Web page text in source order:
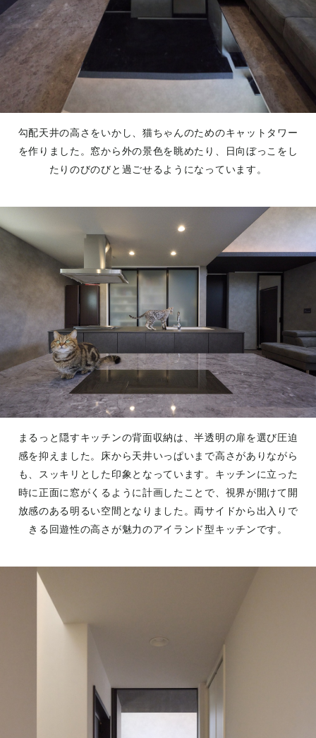
勾配天井の高さをいかし、猫ちゃんのためのキャットタワー
を作りました。窓から外の景色を眺めたり、日向ぼっこをし
たりのびのびと過ごせるようになっています。
まるっと隠すキッチンの背面収納は、半透明の扉を選び圧迫
感を抑えました。床から天井いっぱいまで高さがありながら
も、スッキリとした印象となっています。キッチンに立った
時に正面に窓がくるように計画したことで、視界が開けて開
放感のある明るい空間となりました。両サイドから出入りで
きる回遊性の高さが魅力のアイランド型キッチンです。